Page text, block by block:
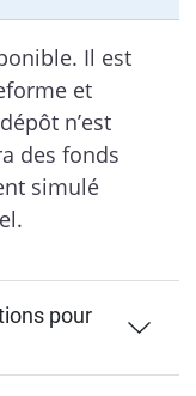
Il est
et
n’est
des fonds
simulé
pour